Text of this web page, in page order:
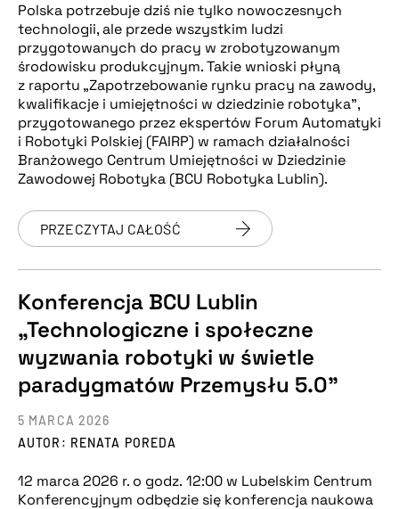
Polska potrzebuje dziś nie tylko nowoczesnych
technologii, ale przede wszystkim ludzi
przygotowanych do pracy w zrobotyzowanym
środowisku produkcyjnym. Takie wnioski płyną
z raportu „Zapotrzebowanie rynku pracy na zawody,
kwalifikacje i umiejętności w dziedzinie robotyka”,
przygotowanego przez ekspertów Forum Automatyki
i Robotyki Polskiej (FAIRP) w ramach działalności
Branżowego Centrum Umiejętności w Dziedzinie
Zawodowej Robotyka (BCU Robotyka Lublin).
PRZECZYTAJ CAŁOŚĆ
Konferencja BCU Lublin
„Technologiczne i społeczne
wyzwania robotyki w świetle
paradygmatów Przemysłu 5.0”
AUTOR: RENATA POREDA
5 MARCA 2026
12 marca 2026 r. o godz. 12:00 w Lubelskim Centrum
Konferencyjnym odbędzie się konferencja naukowa